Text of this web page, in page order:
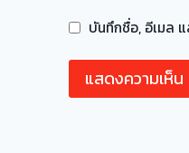
บันทึกชื่อ, อีเมล